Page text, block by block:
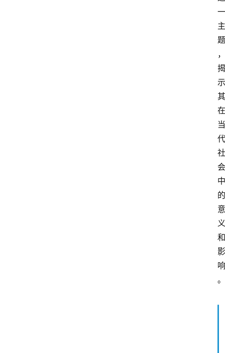
一
主
题
，
揭
示
其
在
当
代
社
会
中
的
意
义
和
影
响
。